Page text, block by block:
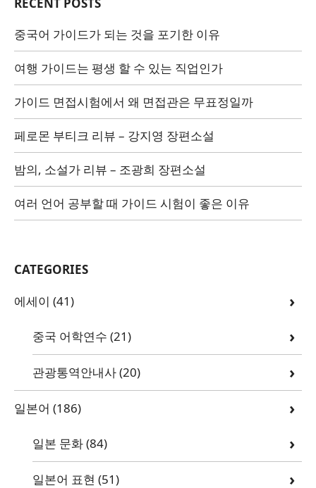
중국어 가이드가 되는 것을 포기한 이유
여행 가이드는 평생 할 수 있는 직업인가
가이드 면접시험에서 왜 면접관은 무표정일까
페로몬 부티크 리뷰 – 강지영 장편소설
밤의, 소설가 리뷰 – 조광희 장편소설
여러 언어 공부할 때 가이드 시험이 좋은 이유
CATEGORIES
에세이 (41)
중국 어학연수 (21)
관광통역안내사(20)
일본어 (186)
일본 문화(84)
일본어 표현 (51)